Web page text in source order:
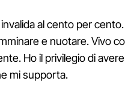
al cento per
e nuotare. Vivo
Ho il privilegio di
mi supporta.